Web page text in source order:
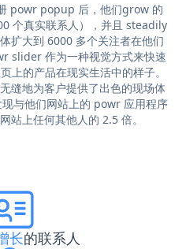
powr popup 后，他们grow 的
个真实联系人），并且 steadily
扩大到 6000 多个关注者在他们
slider 作为一种视觉方式来快速
的产品在现实生活中的样子。
缝地为客户提供了出色的现场体
与他们网站上的 powr 应用程序
站上任何其他人的 2.5 倍。
长的联系人